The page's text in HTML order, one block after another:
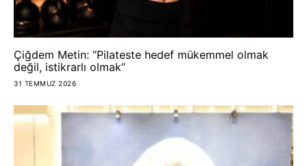
Çiğdem Metin: “Pilateste hedef mükemmel olmak
değil, istikrarlı olmak”
31 TEMMUZ 2026